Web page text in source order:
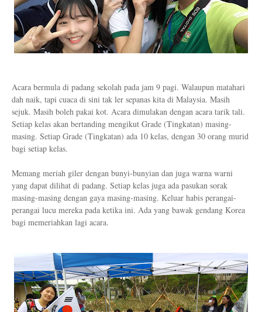
Acara bermula di padang sekolah pada jam 9 pagi. Walaupun matahari
dah naik, tapi cuaca di sini tak ler sepanas kita di Malaysia. Masih
sejuk. Masih boleh pakai kot. Acara dimulakan dengan acara tarik tali.
Setiap kelas akan bertanding mengikut Grade (Tingkatan) masing-
masing. Setiap Grade (Tingkatan) ada 10 kelas, dengan 30 orang murid
bagi setiap kelas.
Memang meriah giler dengan bunyi-bunyian dan juga warna warni
yang dapat dilihat di padang. Setiap kelas juga ada pasukan sorak
masing-masing dengan gaya masing-masing. Keluar habis perangai-
perangai lucu mereka pada ketika ini. Ada yang bawak gendang Korea
bagi memeriahkan lagi acara.